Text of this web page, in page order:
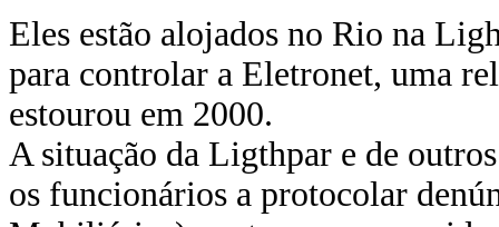
Eles estão alojados no Rio na
para controlar a Eletronet, uma
estourou em 2000.
A situação da Ligthpar e de
os funcionários a protocolar